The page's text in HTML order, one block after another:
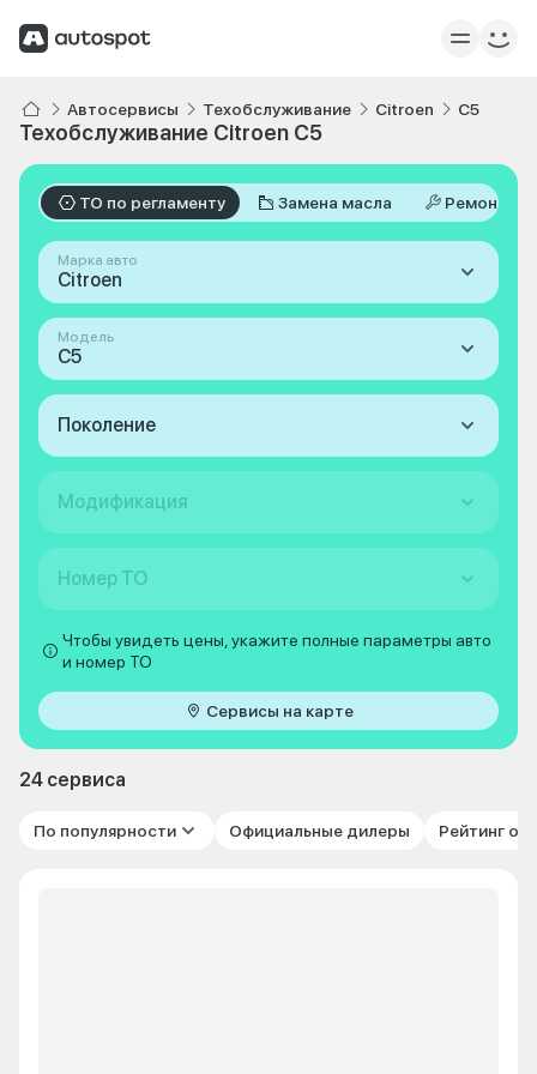
Автосервисы Техобслуживание Citroen C5
Техобслуживание Citroen C5
ТО по регламенту Замена масла Ремонт
Марка авто
Citroen
Модель
C5
Поколение
Модификация
Номер ТО
Чтобы увидеть цены, укажите полные параметры авто
и номер ТО
Сервисы на карте
24 сервиса
По популярности Официальные дилеры Рейтинг